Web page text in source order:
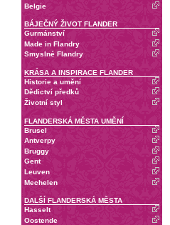
Belgie
BÁJEČNÝ ŽIVOT FLANDER
Gurmánství
Made in Flandry
Smyslné Flandry
KRÁSA A INSPIRACE FLANDER
Historie a umění
Dědictví předků
Životní styl
FLANDERSKÁ MĚSTA UMĚNÍ
Brusel
Antverpy
Bruggy
Gent
Leuven
Mechelen
DALŠÍ FLANDERSKÁ MĚSTA
Hasselt
Oostende